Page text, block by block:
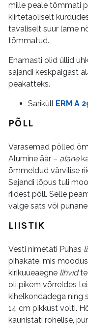
mille peale tõmmati
kiirtetaoliselt
tavaliselt suur lame
tõmmatud.
Enamasti olid üllid
sajandi keskpaigast
peakatteks.
Sariküll ERM A
PÕLL
Varasemad põlled
Alumine äär – alane
õmmeldud värvilise
Sajandi lõpus tuli
riidest põll. Selle
valge sats või
LIISTIK
Vesti nimetati Pühas
pihakate, mis
kirikuueaegne lihvid
oli pikem võrreldes
kihelkondadega ning
14 cm pikkust volti.
kaunistati rohelise,